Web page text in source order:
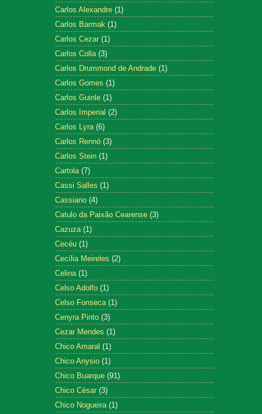
Carlos Alexandre (1)
Carlos Barmak (1)
Carlos Cezar (1)
Carlos Colla (3)
Carlos Drummond de Andrade (1)
Carlos Gomes (1)
Carlos Guinle (1)
Carlos Imperial (2)
Carlos Lyra (6)
Carlos Rennó (3)
Carlos Stein (1)
Cartola (7)
Cassi Salles (1)
Cassiano (4)
Catulo da Paixão Cearense (3)
Cazuza (1)
Cecéu (1)
Cecília Meireles (2)
Celina (1)
Celso Adolfo (1)
Celso Fonseca (1)
Cenyra Pinto (3)
Cezar Mendes (1)
Chico Amaral (1)
Chico Anysio (1)
Chico Buarque (91)
Chico César (3)
Chico Nogueira (1)